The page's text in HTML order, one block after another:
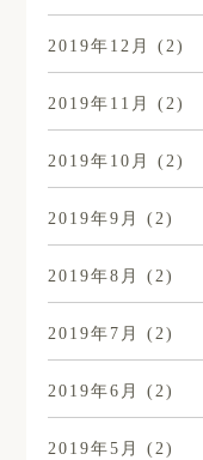
2019年12月 (2)
2019年11月 (2)
2019年10月 (2)
2019年9月 (2)
2019年8月 (2)
2019年7月 (2)
2019年6月 (2)
2019年5月 (2)